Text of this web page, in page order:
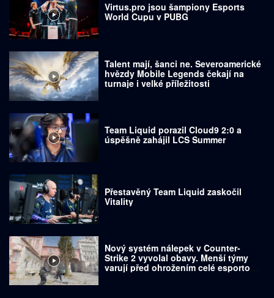
Virtus.pro jsou šampiony Esports
World Cupu v PUBG
Talent mají, šanci ne. Severoamerické
hvězdy Mobile Legends čekají na
turnaje i velké příležitosti
Team Liquid porazil Cloud9 2:0 a
úspěšně zahájil LCS Summer
Přestavěný Team Liquid zaskočil
Vitality
Nový systém nálepek v Counter-
Strike 2 vyvolal obavy. Menší týmy
varují před ohrožením celé esportové